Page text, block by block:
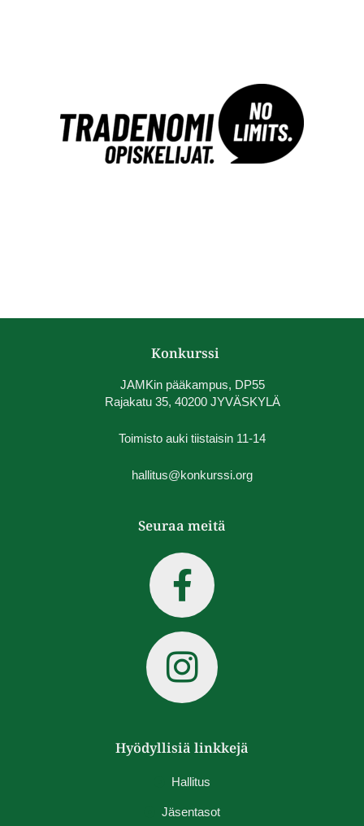
Konkurssi
JAMKin pääkampus, DP55
Rajakatu 35, 40200 JYVÄSKYLÄ
Toimisto auki tiistaisin 11-14
hallitus@konkurssi.org
Seuraa meitä
Hyödyllisiä linkkejä
Hallitus
Jäsentasot